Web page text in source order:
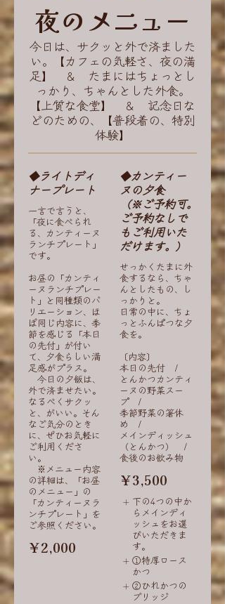
夜のメニュー
今日は、サクッと外で済ました
い。【カフェの気軽さ、夜の満
足】 ＆ たまにはちょっとし
っかり、ちゃんとした外食。
【上質な食堂】 ＆ 記念日な
どのための、【普段着の、特別
体験】
◆ライトディ
ナープレート
一言で言うと、
「夜に食べられ
る、カンティーヌ
ランチプレート」
です。
お昼の「カンティ
ーヌランチプレー
ト」と同種類のバ
リエーション、ほ
ぼ同じ内容に、季
節を感じる「本日
の先付」が付い
て、夕食らしい満
足感がプラス。
今日の夕飯は、
外で済ませたい。
なるべくサクッ
と、がいい。そん
なご気分のとき
に、ぜひお気軽に
ご利用くださ
い。
※メニュー内容
の詳細は、「お昼
のメニュー」の
「カンティーヌラ
ンチプレート」を
ご参照ください。
￥2,000
◆カンティー
ヌの夕食
（※ご予約可。
ご予約なしで
もご利用いた
だけます。）
せっかくたまに外
食するなら、ちゃ
んとしたもの、し
っかりと。
日常の中に、ちょ
っとふんぱつな夕
食を。
〔内容〕
本日の先付 /
とんかつカンティ
ーヌの野菜スー
プ /
季節野菜の箸休
め /
メインディッシュ
（とんかつ） /
食後のお飲み物
￥3,500
下の4つの中か
らメインディ
ッシュをお選
びいただきま
す。
①特厚ロース
かつ
②ひれかつの
ブリッジ